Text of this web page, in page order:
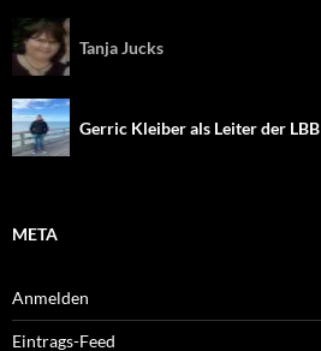
Tanja Jucks
Gerric Kleiber als Leiter der LBB
META
Anmelden
Eintrags-Feed